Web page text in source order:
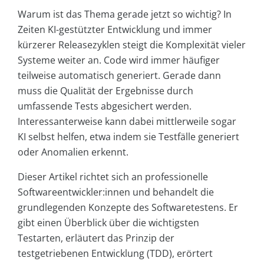
Warum ist das Thema gerade jetzt so wichtig? In
Zeiten KI-gestützter Entwicklung und immer
kürzerer Releasezyklen steigt die Komplexität vieler
Systeme weiter an. Code wird immer häufiger
teilweise automatisch generiert. Gerade dann
muss die Qualität der Ergebnisse durch
umfassende Tests abgesichert werden.
Interessanterweise kann dabei mittlerweile sogar
KI selbst helfen, etwa indem sie Testfälle generiert
oder Anomalien erkennt.
Dieser Artikel richtet sich an professionelle
Softwareentwickler:innen und behandelt die
grundlegenden Konzepte des Softwaretestens. Er
gibt einen Überblick über die wichtigsten
Testarten, erläutert das Prinzip der
testgetriebenen Entwicklung (TDD), erörtert